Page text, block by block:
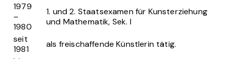
1979
–
1980
1. und 2. Staatsexamen für Kunsterziehung
und Mathematik, Sek. I
seit
1981
als freischaffende Künstlerin tätig.